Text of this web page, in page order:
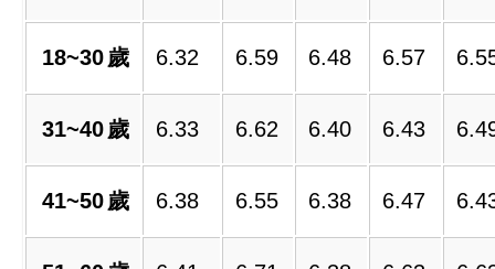
18~30 歲 6.32 6.59 6.48 6.57
31~40 歲 6.33 6.62 6.40 6.43
41~50 歲 6.38 6.55 6.38 6.47